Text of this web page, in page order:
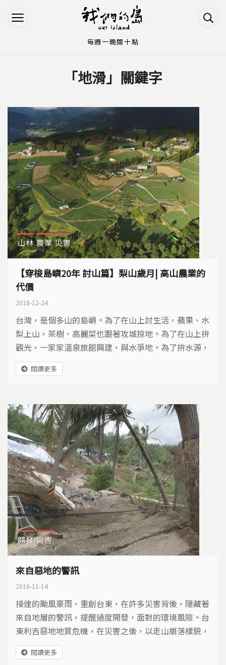
Jump to Navigation
Jump to Main content
「地滑」關鍵字
山林 農業 災害
【穿梭島嶼20年 討山篇】梨山歲月| 高山農業的
代價
2018-12-24
台灣，是個多山的島嶼。為了在山上討生活，蘋果、水
梨上山，茶樹、高麗菜也跟著攻城掠地。為了在山上拚
觀光，一家家溫泉旅館興建，與水爭地。為了拚水源，
政府開發淺山，淹沒八色鳥棲地。人與山相爭半世紀，
誰輸誰贏？該如何和解？讓我們搭乘時光機，看見山林
閱讀更多
開發 災害
來自惡地的警訊
2016-11-14
接連的颱風豪雨，重創台東，在許多災害背後，隱藏著
來自地層的警訊，提醒過度開發，面對的環境風險。台
東利吉惡地地質危機，在災害之後，以走山崩落樣貌，
顯露不該忽視的自然力量…
閱讀更多
每週一晚間十點